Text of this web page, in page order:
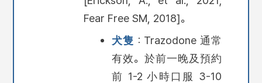
Fear Free SM, 2018]。
犬隻 ：Trazodone 通常
有效。於前一晚及預約
前 1-2 小時口服 3-10